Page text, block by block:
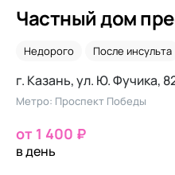
Частный дом
Недорого После инсульта
г. Казань, ул. Ю. Фучика,
Метро: Проспект Победы
от 1 400 ₽
в день